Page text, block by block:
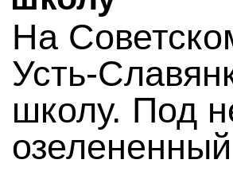
На
Усть-
школу. Под